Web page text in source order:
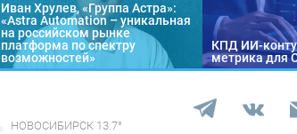
Иван Хрулев, «Группа Астра»:
«Astra Automation – уникальная
на российском рынке
платформа по спектру
возможностей»
КПД ИИ-
метрика для
НОВОСИБИРСК 13.7°